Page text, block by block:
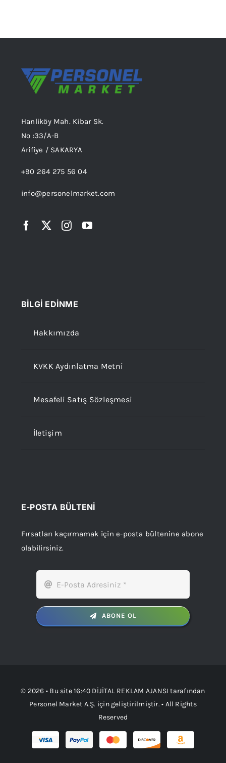
sayfasından
seçilebilir
Hanliköy Mah. Kibar Sk.
No :33/A-B
Arifiye / SAKARYA
+90 264 275 56 04
info@personelmarket.com
BİLGİ EDİNME
Hakkımızda
KVKK Aydınlatma Metni
Mesafeli Satış Sözleşmesi
İletişim
E-POSTA BÜLTENİ
Fırsatları kaçırmamak için e-posta bültenine abone
olabilirsiniz.
ABONE OL
© 2026 • Bu site16:40 DİJİTAL REKLAM AJANSI tarafından
Personel Market A.Ş. için geliştirilmiştir. • All Rights
Reserved